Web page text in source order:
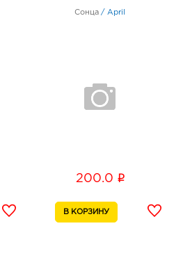
Сонца / April
200.0 i